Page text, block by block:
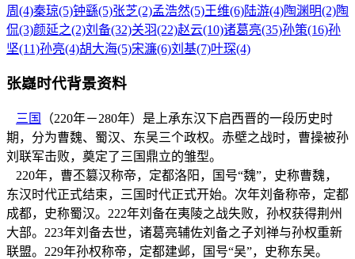
周(4)秦琼(5)钟繇(5)张芝(2)孟浩然(5)王维(6)陆游(4)陶渊明(2)陶
侃(3)颜延之(2)刘备(32)关羽(22)赵云(10)诸葛亮(35)孙策(16)孙
坚(11)孙亮(4)胡大海(5)宋濂(6)刘基(7)叶琛(4)
张嶷时代背景资料
三国
（220年－280年）是上承东汉下启西晋的一段历史时
期，分为曹魏、蜀汉、东吴三个政权。赤壁之战时，曹操被孙
刘联军击败，奠定了三国鼎立的雏型。
220年，曹丕篡汉称帝，定都洛阳，国号“魏”，史称曹魏，
东汉时代正式结束，三国时代正式开始。次年刘备称帝，定都
成都，史称蜀汉。222年刘备在夷陵之战失败，孙权获得荆州
大部。223年刘备去世，诸葛亮辅佐刘备之子刘禅与孙权重新
联盟。229年孙权称帝，定都建邺，国号“吴”，史称东吴。